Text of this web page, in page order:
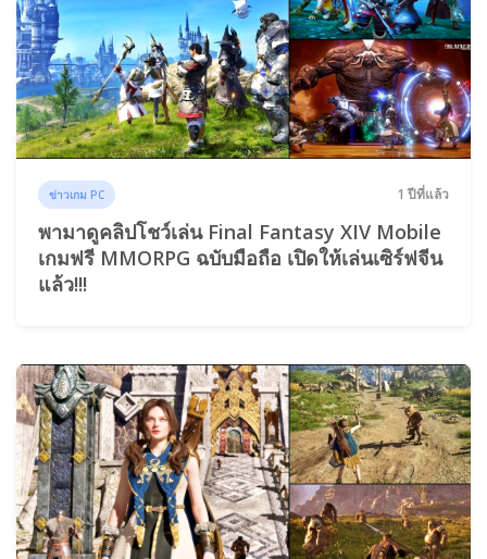
ข่าวเกม PC 1 ปีที่แล้ว
พามาดูคลิปโชว์เล่น Final Fantasy XIV Mobile
เกมฟรี MMORPG ฉบับมือถือ เปิดให้เล่นเซิร์ฟจีน
แล้ว!!!